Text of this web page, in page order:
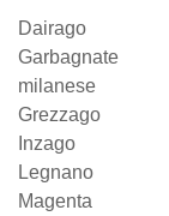
Dairago
Garbagnate
milanese
Grezzago
Inzago
Legnano
Magenta